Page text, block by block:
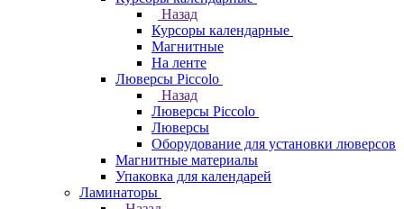
Назад
Курсоры календарные
Магнитные
На ленте
Люверсы Piccolo
Назад
Люверсы Piccolo
Люверсы
Оборудование для установки люверсов
Магнитные материалы
Упаковка для календарей
Ламинаторы